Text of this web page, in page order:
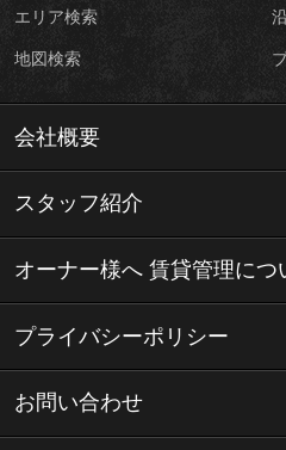
エリア検索
地図検索
会社概要
スタッフ紹介
オーナー様へ 賃貸管理につ
プライバシーポリシー
お問い合わせ